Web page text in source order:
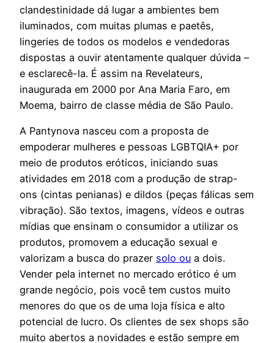
clandestinidade dá lugar a ambientes bem
iluminados, com muitas plumas e paetês,
lingeries de todos os modelos e vendedoras
dispostas a ouvir atentamente qualquer dúvida –
e esclarecê-la. É assim na Revelateurs,
inaugurada em 2000 por Ana Maria Faro, em
Moema, bairro de classe média de São Paulo.
A Pantynova nasceu com a proposta de
empoderar mulheres e pessoas LGBTQIA+ por
meio de produtos eróticos, iniciando suas
atividades em 2018 com a produção de strap-
ons (cintas penianas) e dildos (peças fálicas sem
vibração). São textos, imagens, vídeos e outras
mídias que ensinam o consumidor a utilizar os
produtos, promovem a educação sexual e
valorizam a busca do prazer solo ou a dois.
Vender pela internet no mercado erótico é um
grande negócio, pois você tem custos muito
menores do que os de uma loja física e alto
potencial de lucro. Os clientes de sex shops são
muito abertos a novidades e estão sempre em